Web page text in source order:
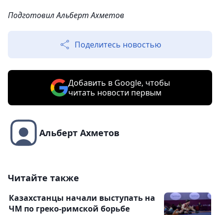
Подготовил Альберт Ахметов
Поделитесь новостью
Добавить в Google, чтобы
читать новости первым
Альберт Ахметов
Читайте также
Казахстанцы начали выступать на
ЧМ по греко-римской борьбе